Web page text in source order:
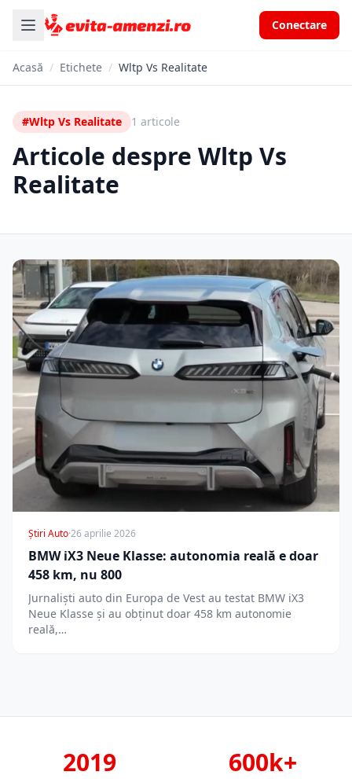
Conectare
Acasă / Etichete / Wltp Vs Realitate
#Wltp Vs Realitate 1 articole
Articole despre Wltp Vs
Realitate
Știri Auto·26 aprilie 2026
BMW iX3 Neue Klasse: autonomia reală e doar
458 km, nu 800
Jurnaliști auto din Europa de Vest au testat BMW iX3
Neue Klasse și au obținut doar 458 km autonomie
reală,…
2019 600k+